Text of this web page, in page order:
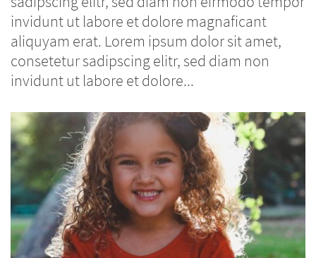
invidunt ut labore et dolore magnaficant
aliquyam erat. Lorem ipsum dolor sit amet,
consetetur sadipscing elitr, sed diam non
invidunt ut labore et dolore...